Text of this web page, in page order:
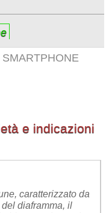
e indicazioni
caratterizzato da
diaframma, il